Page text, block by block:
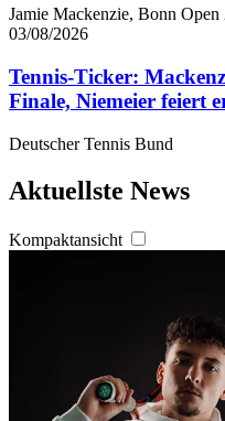
Jamie Mackenzie, Bonn Open
03/08/2026
Tennis-Ticker:
Finale, Niemeier feiert
Deutscher Tennis Bund
Aktuellste News
Kompaktansicht